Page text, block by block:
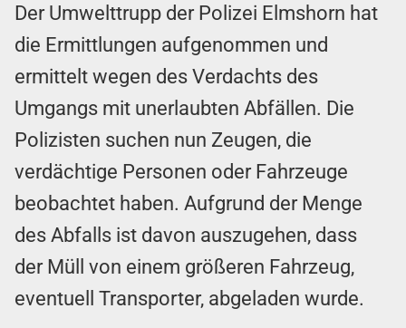
Der Umwelttrupp der Polizei Elmshorn hat
die Ermittlungen aufgenommen und
ermittelt wegen des Verdachts des
Umgangs mit unerlaubten Abfällen. Die
Polizisten suchen nun Zeugen, die
verdächtige Personen oder Fahrzeuge
beobachtet haben. Aufgrund der Menge
des Abfalls ist davon auszugehen, dass
der Müll von einem größeren Fahrzeug,
eventuell Transporter, abgeladen wurde.